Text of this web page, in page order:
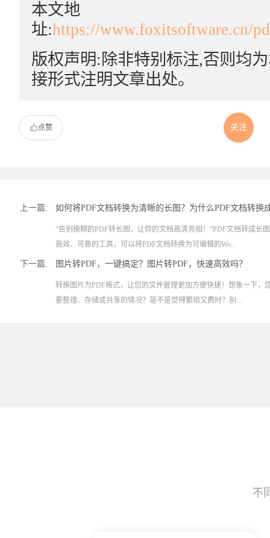
本文地
址:https://www.foxitsoftware.cn/
版权声明:除非特别标注,否则均
接形式注明文章出处。
点赞 关注
上一篇: 如何将PDF文档转换为清晰的长图？为什么PDF文档转换
“告别模糊的PDF转长图，让你的文档高清亮相！”PDF文档转成长
高效、可靠的工具，可以将PDF文档转换为可编辑的Wo...
下一篇: 图片转PDF，一键搞定？图片转PDF，快速高效吗？
转换图片为PDF格式，让您的文件管理更加方便快捷！想象一下，
要整理、存储或共享的情况？是不是觉得繁琐又费时？别...
不